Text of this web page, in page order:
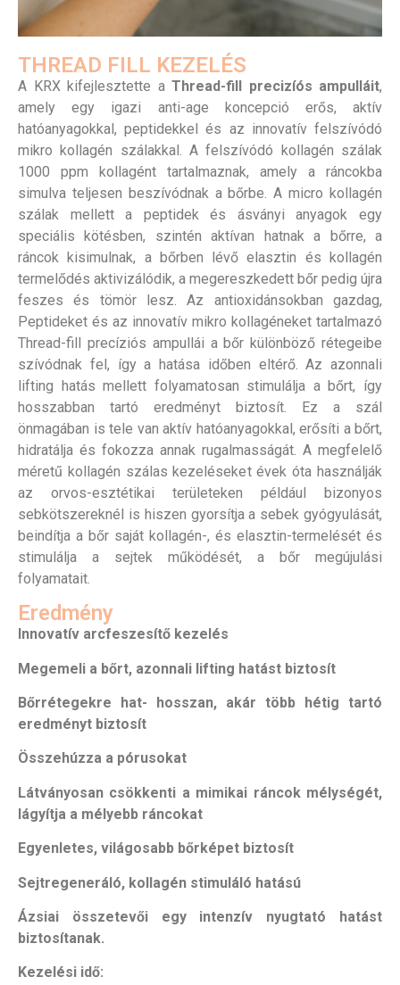
THREAD FILL KEZELÉS
A KRX kifejlesztette a Thread-fill precizíós ampulláit,
amely egy igazi anti-age koncepció erős, aktív
hatóanyagokkal, peptidekkel és az innovatív felszívódó
mikro kollagén szálakkal. A felszívódó kollagén szálak
1000 ppm kollagént tartalmaznak, amely a ráncokba
simulva teljesen beszívódnak a bőrbe. A micro kollagén
szálak mellett a peptidek és ásványi anyagok egy
speciális kötésben, szintén aktívan hatnak a bőrre, a
ráncok kisimulnak, a bőrben lévő elasztin és kollagén
termelődés aktivizálódik, a megereszkedett bőr pedig újra
feszes és tömör lesz. Az antioxidánsokban gazdag,
Peptideket és az innovatív mikro kollagéneket tartalmazó
Thread-fill precíziós ampullái a bőr különböző rétegeibe
szívódnak fel, így a hatása időben eltérő. Az azonnali
lifting hatás mellett folyamatosan stimulálja a bőrt, így
hosszabban tartó eredményt biztosít. Ez a szál
önmagában is tele van aktív hatóanyagokkal, erősíti a bőrt,
hidratálja és fokozza annak rugalmasságát. A megfelelő
méretű kollagén szálas kezeléseket évek óta használják
az orvos-esztétikai területeken például bizonyos
sebkötszereknél is hiszen gyorsítja a sebek gyógyulását,
beindítja a bőr saját kollagén-, és elasztin-termelését és
stimulálja a sejtek működését, a bőr megújulási
folyamatait.
Eredmény
Innovatív arcfeszesítő kezelés
Megemeli a bőrt, azonnali lifting hatást biztosít
Bőrrétegekre hat- hosszan, akár több hétig tartó
eredményt biztosít
Összehúzza a pórusokat
Látványosan csökkenti a mimikai ráncok mélységét,
lágyítja a mélyebb ráncokat
Egyenletes, világosabb bőrképet biztosít
Sejtregeneráló, kollagén stimuláló hatású
Ázsiai összetevői egy intenzív nyugtató hatást
biztosítanak.
Kezelési idő: